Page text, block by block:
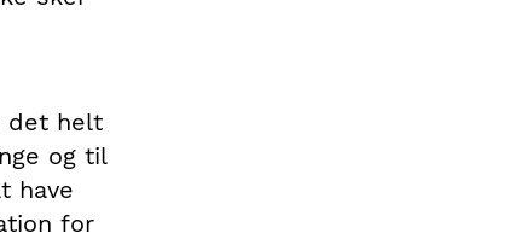
det helt
og til
have
for